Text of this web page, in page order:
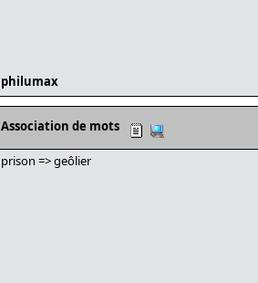
philumax
Association de mots
prison => geôlier